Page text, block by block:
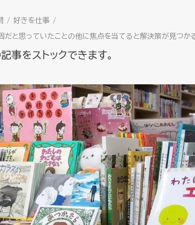
好きを仕事
だと思っていたことの他に焦点を当てると解決策が見つかる
事をストックできます。